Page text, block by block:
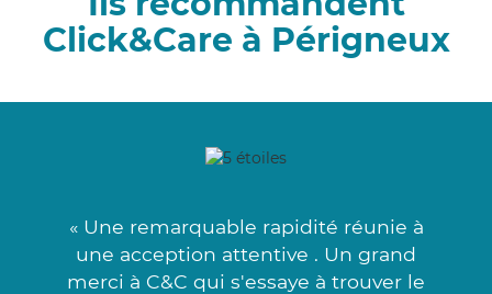
Click&Care à Périgneux
« Une remarquable rapidité réunie à
une acception attentive . Un grand
merci à C&C qui s'essaye à trouver le